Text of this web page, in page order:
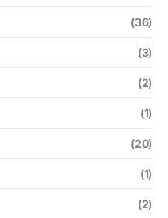
(36)
(3)
(2)
(1)
(20)
(1)
(2)